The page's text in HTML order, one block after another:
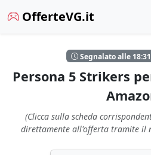
OfferteVG.it
Segnalato alle
Persona 5 Strikers
(Clicca sulla scheda
direttamente all'offerta tramite il